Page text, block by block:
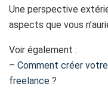
Une perspective
aspects que vous
Voir également :
– Comment créer
freelance ?